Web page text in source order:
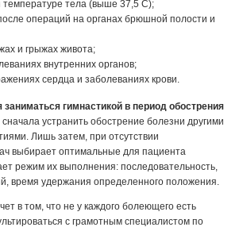
тела (выше 37,5 С);
операций на органах брюшной полости и
и грыжах живота;
внутренних органов;
сердца и заболеваниях крови.
заниматься гимнастикой в период обострения
сначала устранить обострение болезни другими
Лишь затем, при отсутствии
выбирает оптимальные для пациента
режим их выполнения: последовательность,
время удержания определенного положения.
в том, что не у каждого болеющего есть
с грамотным специалистом по